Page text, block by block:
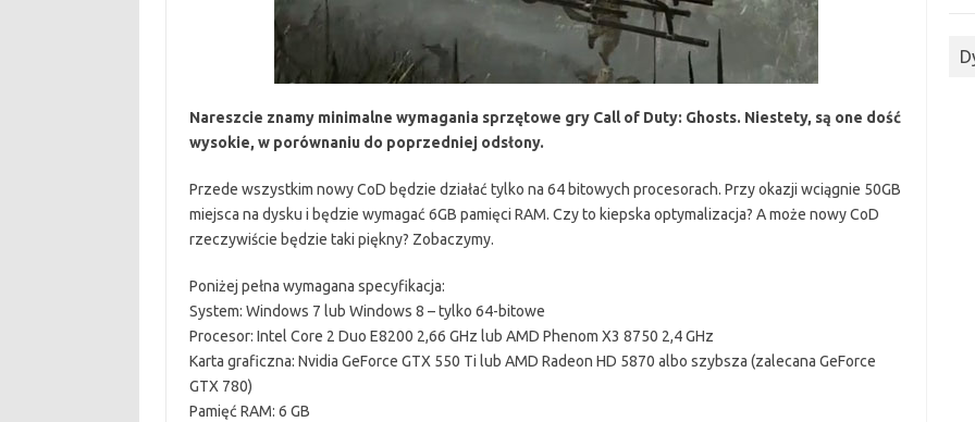
Nareszcie znamy minimalne wymagania sprzętowe gry Call of Duty: Ghosts. Niestety, są one dość
wysokie, w porównaniu do poprzedniej odsłony.
Przede wszystkim nowy CoD będzie działać tylko na 64 bitowych procesorach. Przy okazji wciągnie 50GB
miejsca na dysku i będzie wymagać 6GB pamięci RAM. Czy to kiepska optymalizacja? A może nowy CoD
rzeczywiście będzie taki piękny? Zobaczymy.
Poniżej pełna wymagana specyfikacja:
System: Windows 7 lub Windows 8 – tylko 64-bitowe
Procesor: Intel Core 2 Duo E8200 2,66 GHz lub AMD Phenom X3 8750 2,4 GHz
Karta graficzna: Nvidia GeForce GTX 550 Ti lub AMD Radeon HD 5870 albo szybsza (zalecana GeForce
GTX 780)
Pamięć RAM: 6 GB